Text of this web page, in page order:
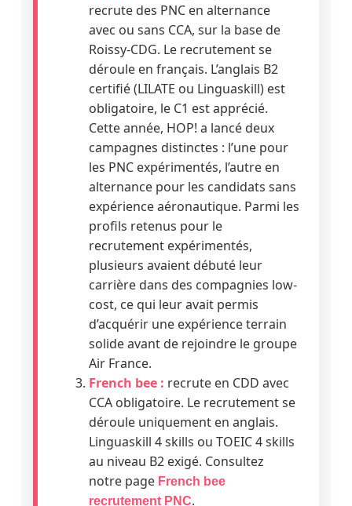
recrute des PNC en alternance
avec ou sans CCA, sur la base de
Roissy-CDG. Le recrutement se
déroule en français. L’anglais B2
certifié (LILATE ou Linguaskill) est
obligatoire, le C1 est apprécié.
Cette année, HOP! a lancé deux
campagnes distinctes : l’une pour
les PNC expérimentés, l’autre en
alternance pour les candidats sans
expérience aéronautique. Parmi les
profils retenus pour le
recrutement expérimentés,
plusieurs avaient débuté leur
carrière dans des compagnies low-
cost, ce qui leur avait permis
d’acquérir une expérience terrain
solide avant de rejoindre le groupe
Air France.
French bee : recrute en CDD avec
CCA obligatoire. Le recrutement se
déroule uniquement en anglais.
Linguaskill 4 skills ou TOEIC 4 skills
au niveau B2 exigé. Consultez
notre page French bee
recrutement PNC.